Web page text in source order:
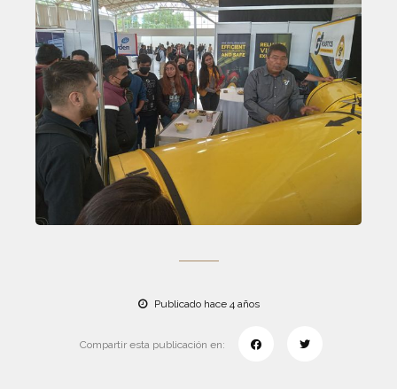
Publicado hace 4 años
Compartir esta publicación en: